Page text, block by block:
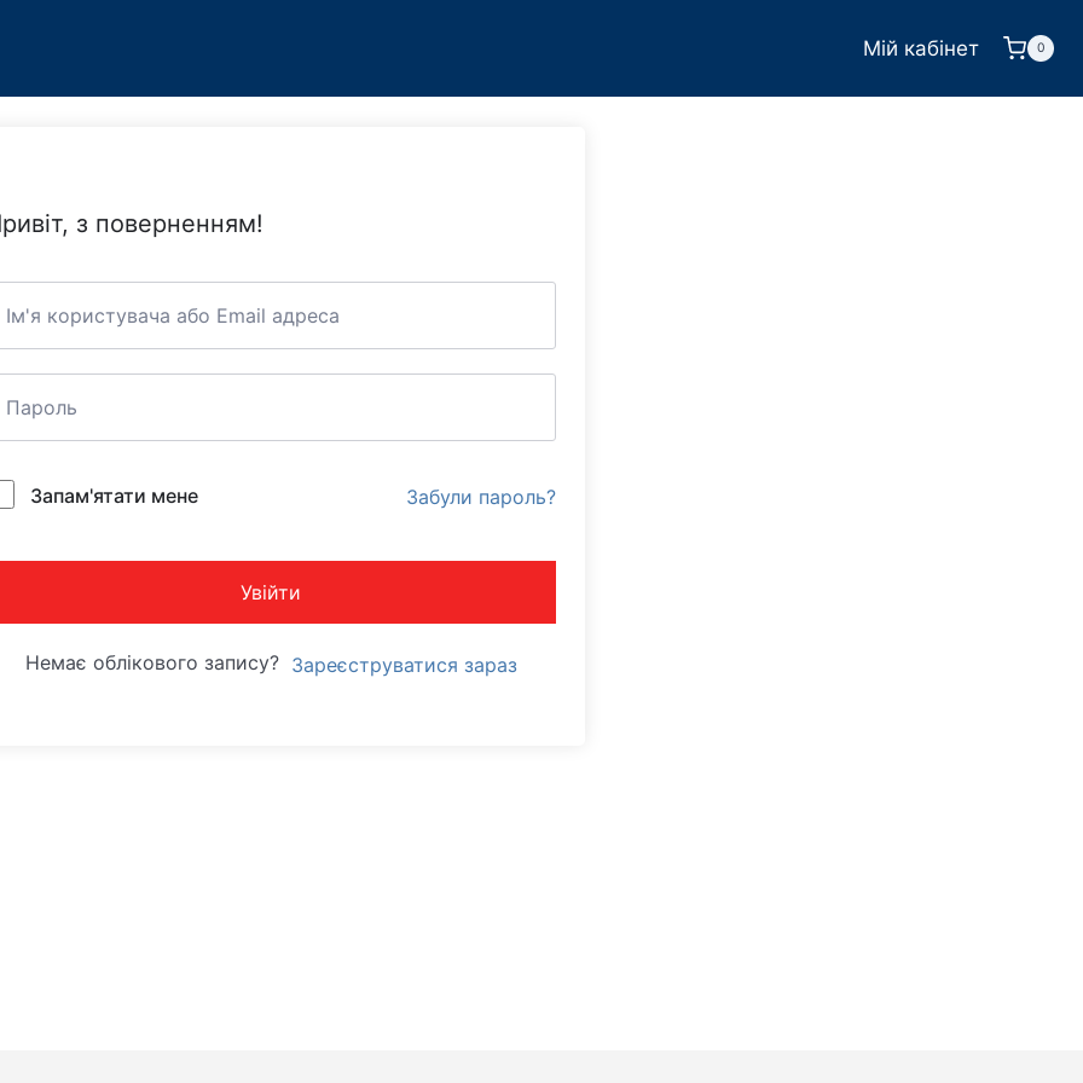
Мій кабінет 0
з поверненням!
Запам'ятати мене Забули пароль?
Увійти
Немає облікового запису? Зареєструватися зараз